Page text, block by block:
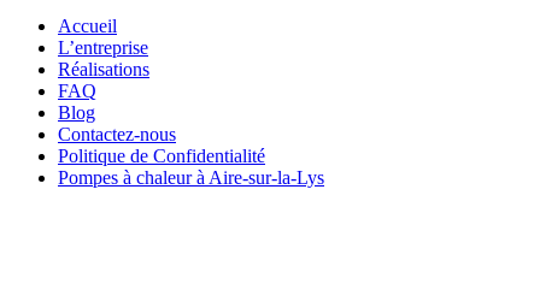
Accueil
L’entreprise
Réalisations
FAQ
Blog
Contactez-nous
Politique de Confidentialité
Pompes à chaleur à Aire-sur-la-Lys